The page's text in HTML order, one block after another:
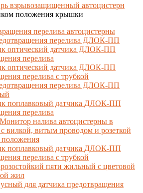
взрывозащищенный автоцистерн
положения крышки
перелива автоцистерны
перелива ДЛОК-ПП
оптический датчика ДЛОК-ПП
перелива
оптический датчика ДЛОК-ПП
перелива с трубкой
перелива ДЛОК-ПП
поплавковый датчика ДЛОК-ПП
перелива
налива автоцистерны в
вилкой, витым проводом и розеткой
положения
поплавковый датчика ДЛОК-ПП
перелива с трубкой
пяти жильный с цветовой
жил
для датчика предотвращения